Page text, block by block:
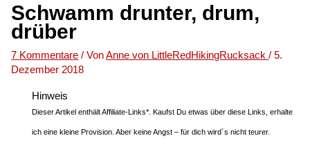
Schwamm drunter, drum,
drüber
7 Kommentare / VonAnne von LittleRedHikingRucksack/5.
Dezember 2018
Hinweis
Dieser Artikel enthält Affiliate-Links*. Kaufst Du etwas über diese Links, erhalte
ich eine kleine Provision. Aber keine Angst – für dich wird´s nicht teurer.